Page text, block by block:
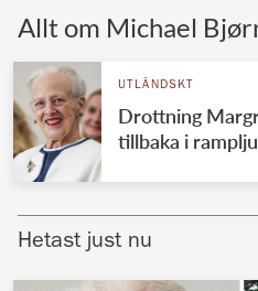
VÄRLDENS
Brittiska
Allt om Michael
UTLÄNDSKT
Drottning
tillbaka i
Hetast just nu